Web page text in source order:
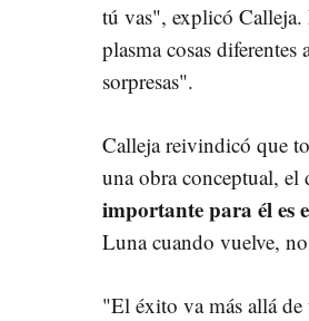
tú vas", explicó Calleja.
plasma cosas
sorpresas".
Calleja reivindicó que
una obra conceptual,
importante para él es
Luna cuando vuelve,
"El éxito va más allá de